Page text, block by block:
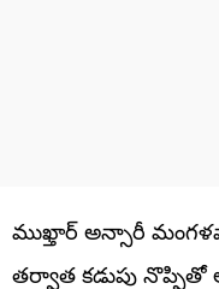
ముఖ్తార్‌ అన్సారీ
తర్వాత కడుపు నొప్పితో